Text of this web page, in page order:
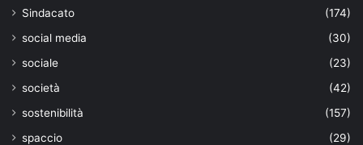
Sindacato
(174)
social media
(30)
sociale
(23)
società
(42)
sostenibilità
(157)
spaccio
(29)